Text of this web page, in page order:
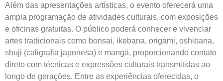
Além das apresentações artísticas, o evento oferecerá uma
ampla programação de atividades culturais, com exposições
e oficinas gratuitas. O público poderá conhecer e vivenciar
artes tradicionais como bonsai, ikebana, origami, oshibana,
shuji (caligrafia japonesa) e mangá, proporcionando contato
direto com técnicas e expressões culturais transmitidas ao
longo de gerações. Entre as experiências oferecidas, o